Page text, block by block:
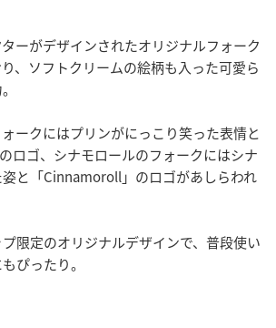
ーがデザインされたオリジナルフォーク
、ソフトクリームの絵柄も入った可愛ら
ークにはプリンがにっこり笑った表情と
ロゴ、シナモロールのフォークにはシナ
と「Cinnamoroll」のロゴがあしらわれ
限定のオリジナルデザインで、普段使い
ぴったり。